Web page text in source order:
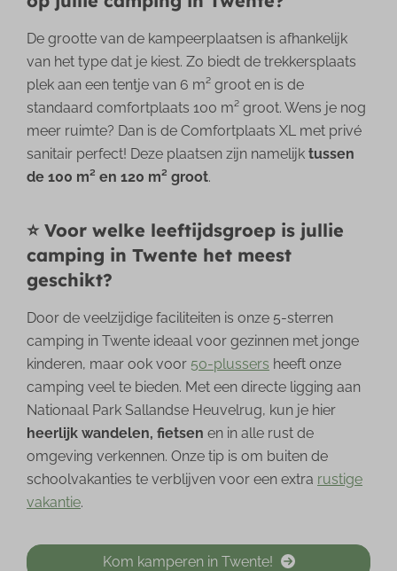
De grootte van de kampeerplaatsen is afhankelijk
van het type dat je kiest. Zo biedt de trekkersplaats
plek aan een tentje van 6 m² groot en is de
standaard comfortplaats 100 m² groot. Wens je nog
meer ruimte? Dan is de Comfortplaats XL met privé
sanitair perfect! Deze plaatsen zijn namelijktussen
de 100 m² en 120 m² groot.
⭐ Voor welke leeftijdsgroep is jullie
camping in Twente het meest
geschikt?
Door de veelzijdige faciliteiten is onze 5-sterren
camping in Twente ideaal voor gezinnen met jonge
kinderen, maar ook voor 50-plussers heeft onze
camping veel te bieden. Met een directe ligging aan
Nationaal Park Sallandse Heuvelrug, kun je hier
heerlijk wandelen, fietsen en in alle rust de
omgeving verkennen. Onze tip is om buiten de
schoolvakanties te verblijven voor een extra rustige
vakantie.
Kom kamperen in Twente!